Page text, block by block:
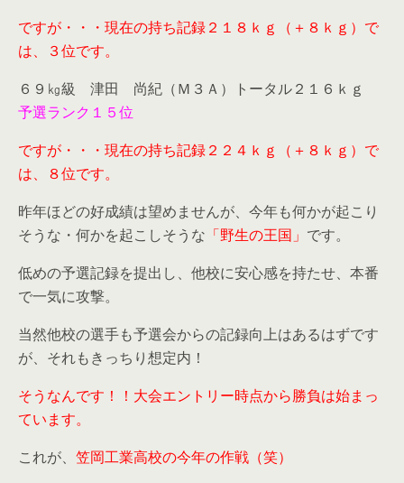
ですが・・・現在の持ち記録２１８ｋｇ（＋８ｋｇ）で
は、３位です。
６９㎏級 津田 尚紀（Ｍ３Ａ）トータル２１６ｋｇ
予選ランク１５位
ですが・・・現在の持ち記録２２４ｋｇ（＋８ｋｇ）で
は、８位です。
昨年ほどの好成績は望めませんが、今年も何かが起こり
そうな・何かを起こしそうな 「野生の王国」 です。
低めの予選記録を提出し、他校に安心感を持たせ、本番
で一気に攻撃。
当然他校の選手も予選会からの記録向上はあるはずです
が、それもきっちり想定内！
そうなんです！！大会エントリー時点から勝負は始まっ
ています。
これが、 笠岡工業高校の今年の作戦（笑）